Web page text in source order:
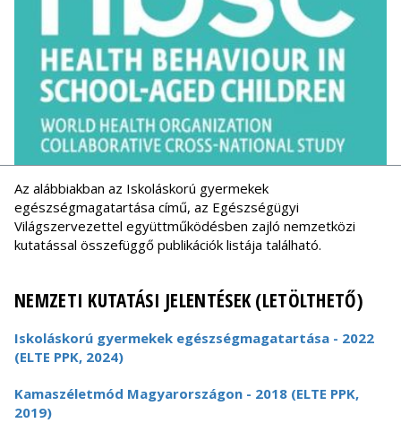
Az alábbiakban az Iskoláskorú gyermekek
egészségmagatartása című, az Egészségügyi
Világszervezettel együttműködésben zajló nemzetközi
kutatással összefüggő publikációk listája található.
NEMZETI KUTATÁSI JELENTÉSEK (LETÖLTHETŐ)
Iskoláskorú gyermekek egészségmagatartása - 2022
(ELTE PPK, 2024)
Kamaszéletmód Magyarországon - 2018 (ELTE PPK,
2019)